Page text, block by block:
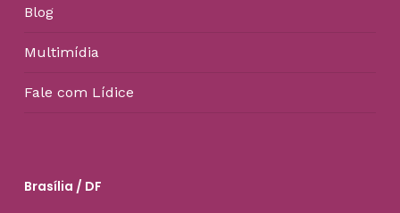
Blog
Multimídia
Fale com Lídice
Brasília / DF